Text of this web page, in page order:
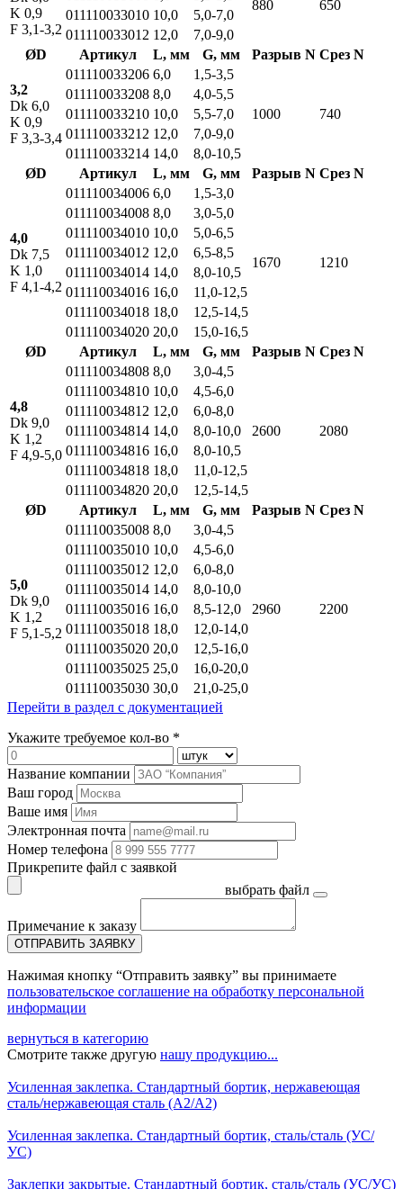
K 0,9
F 3,1-3,2
880
650
011110033010 10,0
5,0-7,0
011110033012 12,0
7,0-9,0
ØD
Артикул L, мм G, мм Разрыв N Срез N
3,2
Dk 6,0
K 0,9
F 3,3-3,4
011110033206 6,0 1,5-3,5
1000 740
011110033208 8,0
4,0-5,5
011110033210 10,0
5,5-7,0
011110033212 12,0
7,0-9,0
011110033214 14,0
8,0-10,5
ØD
Артикул L, мм G, мм Разрыв N Срез N
4,0
Dk 7,5
K 1,0
F 4,1-4,2
011110034006 6,0 1,5-3,0
1670 1210
011110034008 8,0
3,0-5,0
011110034010 10,0
5,0-6,5
011110034012 12,0
6,5-8,5
011110034014 14,0
8,0-10,5
011110034016 16,0
11,0-12,5
011110034018 18,0
12,5-14,5
011110034020 20,0
15,0-16,5
ØD
Артикул L, мм G, мм Разрыв N Срез N
4,8
Dk 9,0
K 1,2
F 4,9-5,0
011110034808 8,0 3,0-4,5
2600 2080
011110034810 10,0
4,5-6,0
011110034812 12,0
6,0-8,0
011110034814 14,0
8,0-10,0
011110034816 16,0
8,0-10,5
011110034818 18,0
11,0-12,5
011110034820 20,0
12,5-14,5
ØD
Артикул L, мм G, мм Разрыв N Срез N
5,0
Dk 9,0
K 1,2
F 5,1-5,2
011110035008 8,0 3,0-4,5
2960 2200
011110035010 10,0
4,5-6,0
011110035012 12,0
6,0-8,0
011110035014 14,0
8,0-10,0
011110035016 16,0
8,5-12,0
011110035018 18,0
12,0-14,0
011110035020 20,0
12,5-16,0
011110035025 25,0
16,0-20,0
011110035030 30,0
21,0-25,0
Перейти в раздел с документацией
Укажите требуемое кол-во *
Название компании
Ваш город
Ваше имя
Электронная почта
Номер телефона
Прикрепите файл с заявкой
выбрать файл
Примечание к заказу
ОТПРАВИТЬ ЗАЯВКУ
Нажимая кнопку “Отправить заявку” вы принимаете
пользовательское соглашение на обработку персональной
информации
вернуться в категорию
Смотрите также другую нашу продукцию...
Усиленная заклепка. Стандартный бортик, нержавеющая
сталь/нержавеющая сталь (А2/А2)
Усиленная заклепка. Стандартный бортик, сталь/сталь (УС/
УС)
Заклепки закрытые. Стандартный бортик, сталь/сталь (УС/УС)